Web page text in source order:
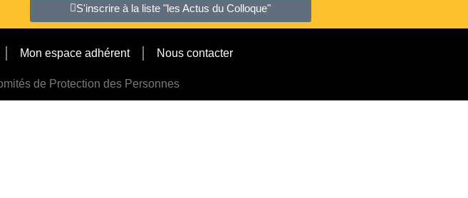
S'inscrire à la liste "les Actus du Colloque"
Mon espace adhérent Nous contacter
de Protection des Personnes